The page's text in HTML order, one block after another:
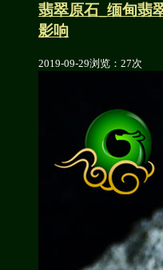
翡翠原石_缅甸翡
影响
2019-09-29浏览：27次